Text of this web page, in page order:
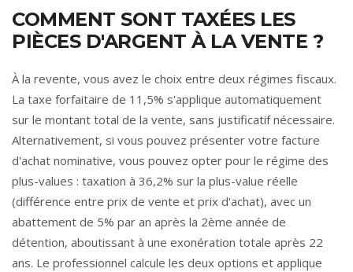
COMMENT SONT TAXÉES LES
PIÈCES D'ARGENT À LA VENTE ?
À la revente, vous avez le choix entre deux régimes fiscaux.
La taxe forfaitaire de 11,5% s'applique automatiquement
sur le montant total de la vente, sans justificatif nécessaire.
Alternativement, si vous pouvez présenter votre facture
d'achat nominative, vous pouvez opter pour le régime des
plus-values : taxation à 36,2% sur la plus-value réelle
(différence entre prix de vente et prix d'achat), avec un
abattement de 5% par an après la 2ème année de
détention, aboutissant à une exonération totale après 22
ans. Le professionnel calcule les deux options et applique